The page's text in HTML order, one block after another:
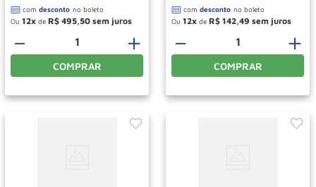
Ou 12 de R$ 495 50
＋
－
COMPRAR
Ou 12 de R$ 142 49
＋
－
COMPRAR